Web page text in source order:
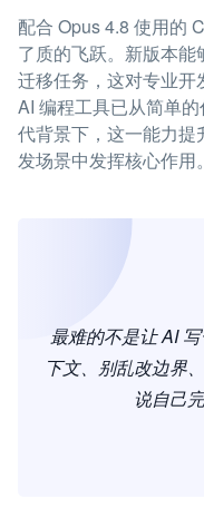
配合 Opus 4.8 使用的
了质的飞跃。新版本
迁移任务，这对专业
AI 编程工具已从简单
代背景下，这一能力
发场景中发挥核心作用。
最难的不是让 AI
下文、别乱改边界
说自己